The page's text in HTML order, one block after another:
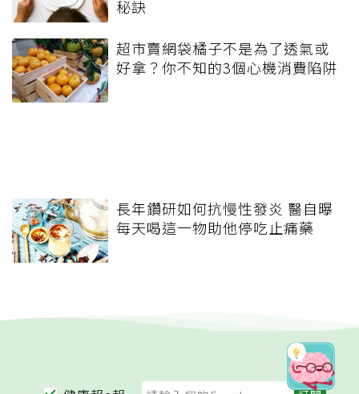
秘訣
超市賣網袋橘子不是為了透氣或
好拿？你不知的3個心機消費陷阱
長年鑽研如何抗慢性發炎 醫自曝
每天喝這一物助他停吃止痛藥